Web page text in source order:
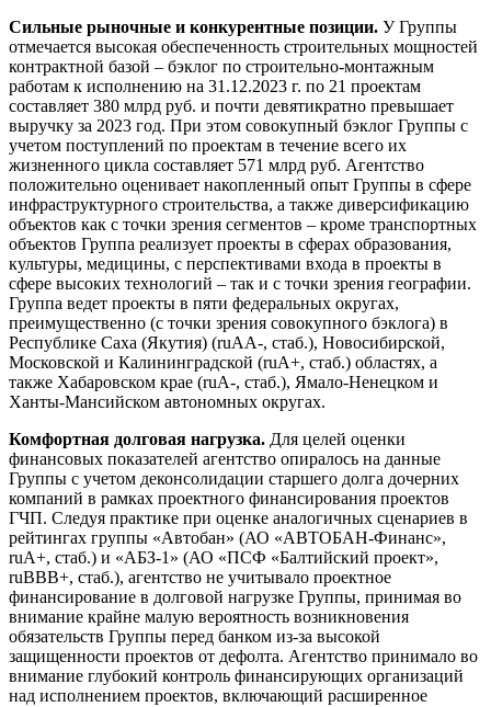
Сильные рыночные и конкурентные позиции. У Группы
отмечается высокая обеспеченность строительных мощностей
контрактной базой – бэклог по строительно-монтажным
работам к исполнению на 31.12.2023 г. по 21 проектам
составляет 380 млрд руб. и почти девятикратно превышает
выручку за 2023 год. При этом совокупный бэклог Группы с
учетом поступлений по проектам в течение всего их
жизненного цикла составляет 571 млрд руб. Агентство
положительно оценивает накопленный опыт Группы в сфере
инфраструктурного строительства, а также диверсификацию
объектов как с точки зрения сегментов – кроме транспортных
объектов Группа реализует проекты в сферах образования,
культуры, медицины, с перспективами входа в проекты в
сфере высоких технологий – так и с точки зрения географии.
Группа ведет проекты в пяти федеральных округах,
преимущественно (с точки зрения совокупного бэклога) в
Республике Саха (Якутия) (ruAA-, стаб.), Новосибирской,
Московской и Калининградской (ruA+, стаб.) областях, а
также Хабаровском крае (ruA-, стаб.), Ямало-Ненецком и
Ханты-Мансийском автономных округах.
Комфортная долговая нагрузка. Для целей оценки
финансовых показателей агентство опиралось на данные
Группы с учетом деконсолидации старшего долга дочерних
компаний в рамках проектного финансирования проектов
ГЧП. Следуя практике при оценке аналогичных сценариев в
рейтингах группы «Автобан» (АО «АВТОБАН-Финанс»,
ruA+, стаб.) и «АБЗ-1» (АО «ПСФ «Балтийский проект»,
ruBBB+, стаб.), агентство не учитывало проектное
финансирование в долговой нагрузке Группы, принимая во
внимание крайне малую вероятность возникновения
обязательств Группы перед банком из-за высокой
защищенности проектов от дефолта. Агентство принимало во
внимание глубокий контроль финансирующих организаций
над исполнением проектов, включающий расширенное